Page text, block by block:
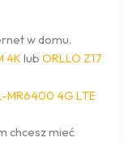
w domu.
4KlubORLLO Z17
MR6400 4G LTE
chcesz mieć